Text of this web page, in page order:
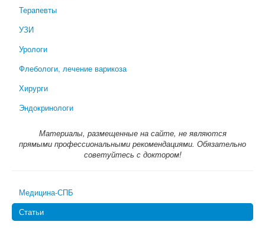
Терапевты
УЗИ
Урологи
Флебологи, лечение варикоза
Хирурги
Эндокринологи
Материалы, размещенные на сайте, не являются
прямыми профессиональными рекомендациями. Обязательно
советуйтесь с доктором!
Медицина-СПБ
Статьи